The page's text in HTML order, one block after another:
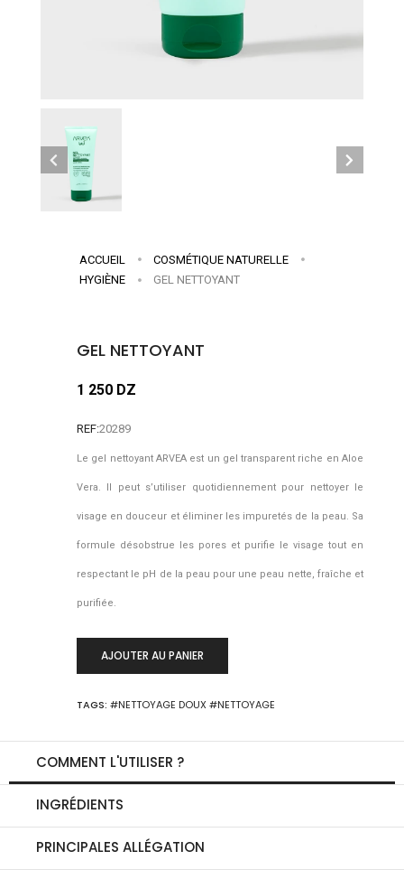
ACCUEIL
COSMÉTIQUE NATURELLE
HYGIÈNE
GEL NETTOYANT
GEL NETTOYANT
1 250 DZ
REF:20289
Le gel nettoyant ARVEA est un gel transparent riche en Aloe
Vera. Il peut s’utiliser quotidiennement pour nettoyer le
visage en douceur et éliminer les impuretés de la peau. Sa
formule désobstrue les pores et purifie le visage tout en
respectant le pH de la peau pour une peau nette, fraîche et
purifiée.
AJOUTER AU PANIER
TAGS: #NETTOYAGE DOUX #NETTOYAGE
COMMENT L'UTILISER ?
INGRÉDIENTS
PRINCIPALES ALLÉGATION